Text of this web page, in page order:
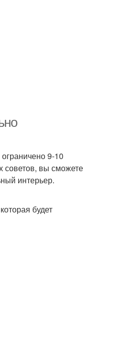
9-10
советов, вы сможете
интерьер.
будет